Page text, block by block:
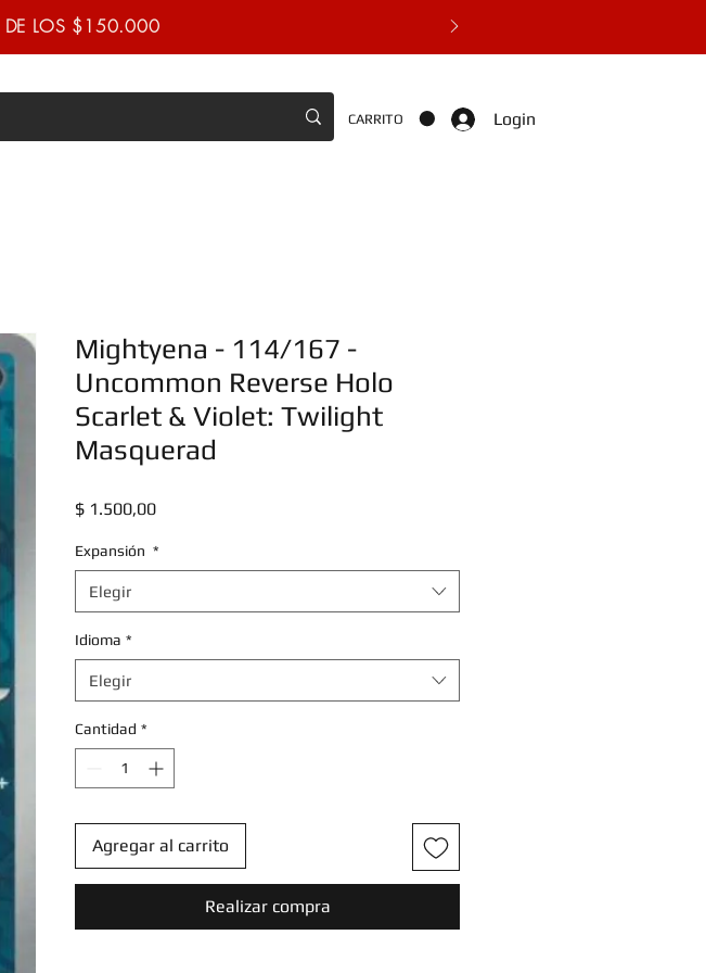
DE LOS $150.000
CARRITO Login
Mightyena - 114/167 -
Uncommon Reverse Holo
Scarlet & Violet: Twilight
Masquerad
$ 1.500,00Precio
Expansión *
Elegir
Idioma *
Elegir
Cantidad *
Agregar al carrito
Realizar compra